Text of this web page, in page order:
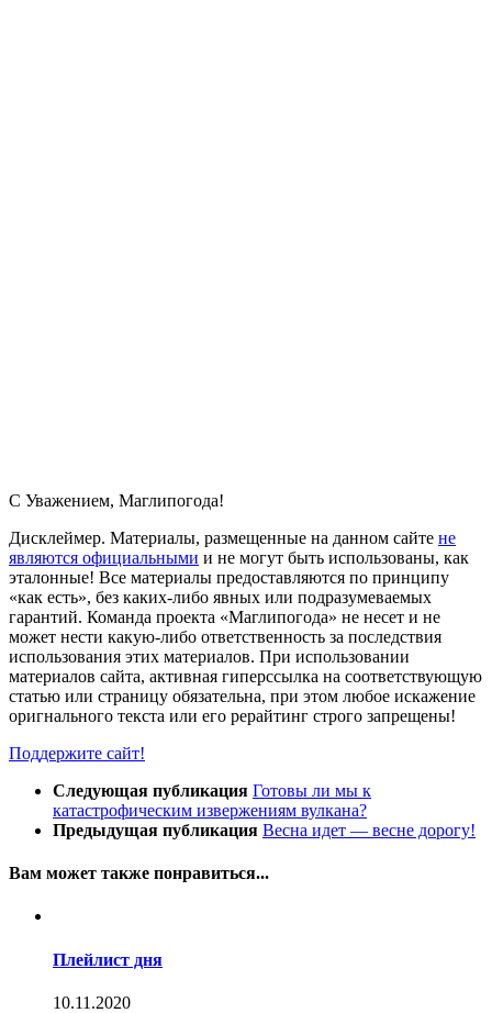
С Уважением, Маглипогода!
Дисклеймер. Материалы, размещенные на данном сайте не
являются официальными и не могут быть использованы, как
эталонные! Все материалы предоставляются по принципу
«как есть», без каких-либо явных или подразумеваемых
гарантий. Команда проекта «Маглипогода» не несет и не
может нести какую-либо ответственность за последствия
использования этих материалов. При использовании
материалов сайта, активная гиперссылка на соответствующую
статью или страницу обязательна, при этом любое искажение
оригнального текста или его рерайтинг строго запрещены!
Поддержите сайт!
Следующая публикация Готовы ли мы к
катастрофическим извержениям вулкана?
Предыдущая публикация Весна идет — весне дорогу!
Вам может также понравиться...
Плейлист дня
10.11.2020